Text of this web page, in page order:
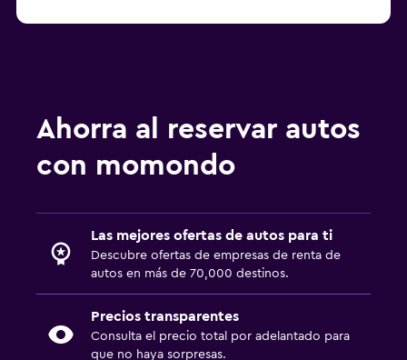
Ahorra al reservar autos
con momondo
Las mejores ofertas de autos para ti
Descubre ofertas de empresas de renta de
autos en más de 70,000 destinos.
Precios transparentes
Consulta el precio total por adelantado para
que no haya sorpresas.